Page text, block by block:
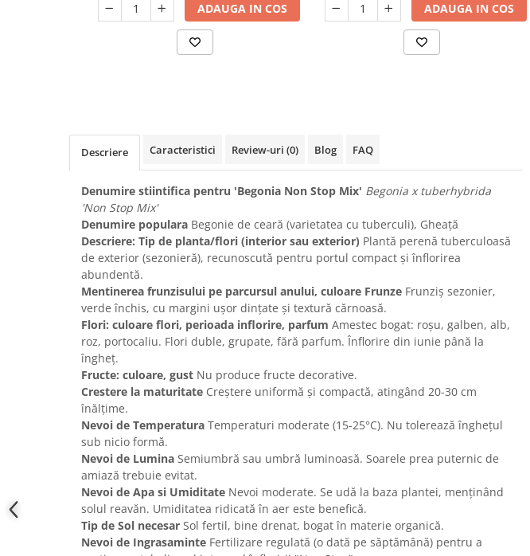
ADAUGA IN COS ADAUGA IN COS
Descriere Caracteristici Review-uri (0) Blog FAQ
Denumire stiintifica pentru 'Begonia Non Stop Mix' Begonia x tuberhybrida
'Non Stop Mix'
Denumire populara Begonie de ceară (varietatea cu tuberculi), Gheață
Descriere: Tip de planta/flori (interior sau exterior) Plantă perenă tuberculoasă
de exterior (sezonieră), recunoscută pentru portul compact și înflorirea
abundentă.
Mentinerea frunzisului pe parcursul anului, culoare Frunze Frunziș sezonier,
verde închis, cu margini ușor dințate și textură cărnoasă.
Flori: culoare flori, perioada inflorire, parfum Amestec bogat: roșu, galben, alb,
roz, portocaliu. Flori duble, grupate, fără parfum. Înflorire din iunie până la
îngheț.
Fructe: culoare, gust Nu produce fructe decorative.
Crestere la maturitate Creștere uniformă și compactă, atingând 20-30 cm
înălțime.
Nevoi de Temperatura Temperaturi moderate (15-25°C). Nu tolerează înghețul
sub nicio formă.
Nevoi de Lumina Semiumbră sau umbră luminoasă. Soarele prea puternic de
amiază trebuie evitat.
Nevoi de Apa si Umiditate Nevoi moderate. Se udă la baza plantei, menținând
solul reavăn. Umiditatea ridicată în aer este benefică.
Tip de Sol necesar Sol fertil, bine drenat, bogat în materie organică.
Nevoi de Ingrasaminte Fertilizare regulată (o dată pe săptămână) pentru a